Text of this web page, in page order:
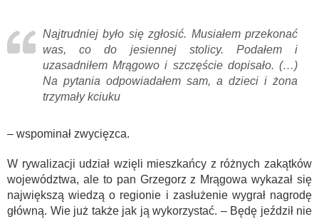
Najtrudniej było się zgłosić. Musiałem przekonać
was, co do jesiennej stolicy. Podałem i
uzasadniłem Mrągowo i szczęście dopisało. (…)
Na pytania odpowiadałem sam, a dzieci i żona
trzymały kciuku
– wspominał zwycięzca.
W rywalizacji udział wzięli mieszkańcy z różnych zakątków
województwa, ale to pan Grzegorz z Mrągowa wykazał się
największą wiedzą o regionie i zasłużenie wygrał nagrodę
główną. Wie już także jak ją wykorzystać. – Będę jeździł nie